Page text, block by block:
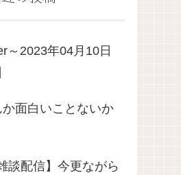
～2023年04月10日
か面白いことないか
談配信】今更ながら